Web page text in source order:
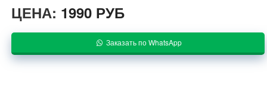
ЦЕНА: 1990 РУБ
Заказать по WhatsApp